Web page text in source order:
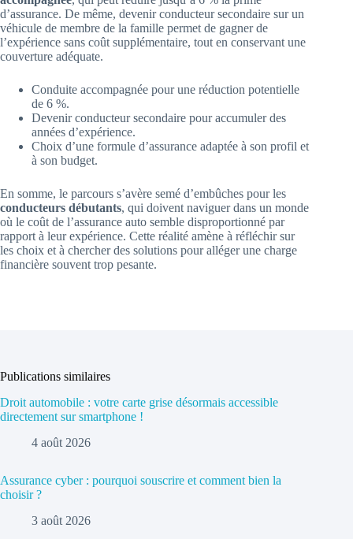
d’assurance. De même, devenir conducteur secondaire sur un
véhicule de membre de la famille permet de gagner de
l’expérience sans coût supplémentaire, tout en conservant une
couverture adéquate.
Conduite accompagnée pour une réduction potentielle
de 6 %.
Devenir conducteur secondaire pour accumuler des
années d’expérience.
Choix d’une formule d’assurance adaptée à son profil et
à son budget.
En somme, le parcours s’avère semé d’embûches pour les
conducteurs débutants, qui doivent naviguer dans un monde
où le coût de l’assurance auto semble disproportionné par
rapport à leur expérience. Cette réalité amène à réfléchir sur
les choix et à chercher des solutions pour alléger une charge
financière souvent trop pesante.
Publications similaires
Droit automobile : votre carte grise désormais accessible
directement sur smartphone !
4 août 2026
Assurance cyber : pourquoi souscrire et comment bien la
choisir ?
3 août 2026